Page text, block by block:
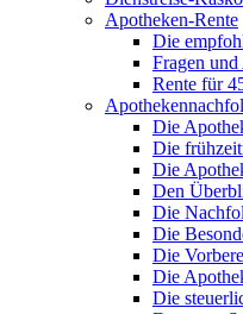
Apotheken-Rente
Die
Fragen
Rente für
Die
Die
Die
Den
Die
Die
Die
Die
Die